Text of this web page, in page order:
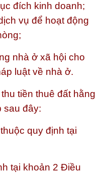
đích kinh doanh;
vụ để hoạt động
nhà ở xã hội cho
luật về nhà ở.
tiền thuê đất hằng
sau đây:
quy định tại
tại khoản 2 Điều